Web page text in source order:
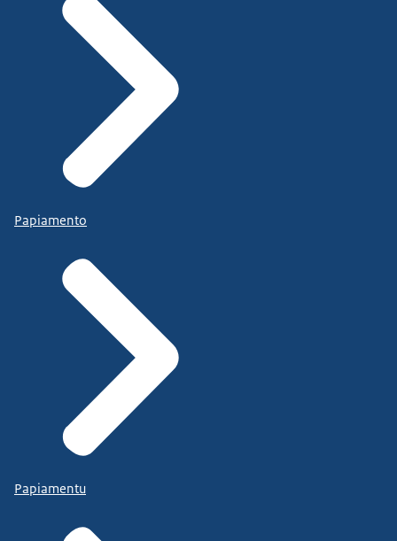
Papiamento
Papiamentu